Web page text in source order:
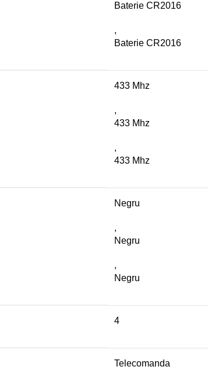
Baterie CR2016
,
Baterie CR2016
433 Mhz
,
433 Mhz
,
433 Mhz
Negru
,
Negru
,
Negru
4
Telecomanda